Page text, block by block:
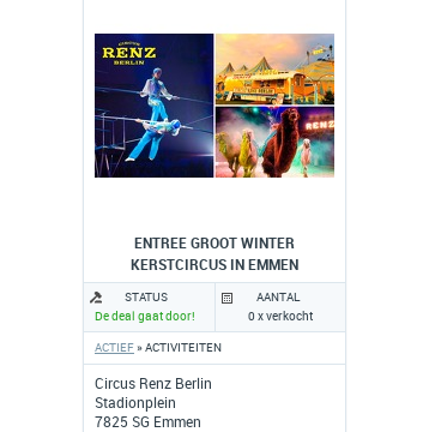
ENTREE GROOT WINTER
KERSTCIRCUS IN EMMEN
Circus Renz Berlin
Stadionplein
7825 SG Emmen
ACTIEF» ACTIVITEITEN
STATUS
De deal gaat door!
AANTAL
0 x verkocht